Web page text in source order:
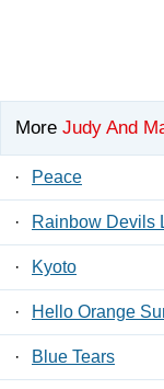
More Judy And
· Peace
· Rainbow Devils
· Kyoto
· Hello Orange
· Blue Tears